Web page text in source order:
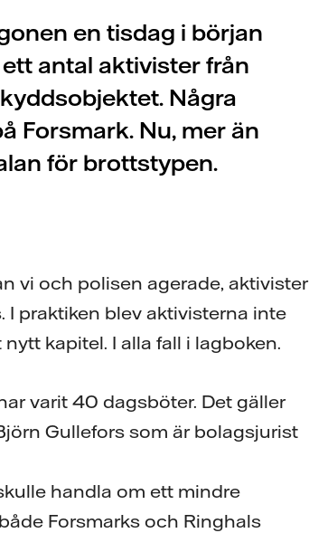
en tisdag i början
antal aktivister från
Några
Forsmark. Nu, mer än
för brottstypen.
vi och polisen agerade, aktivister
praktiken blev aktivisterna inte
kapitel. I alla fall i lagboken.
varit 40 dagsböter. Det gäller
Gullefors som är bolagsjurist
handla om ett mindre
Forsmarks och Ringhals